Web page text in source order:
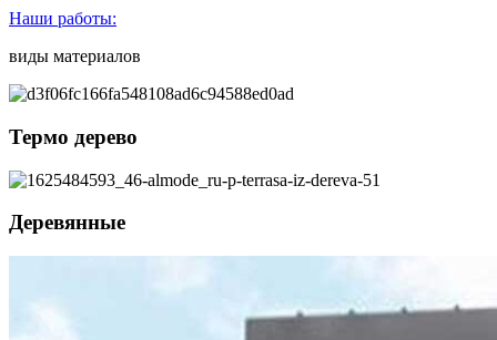
Наши работы:
виды материалов
Термо дерево
Деревянные